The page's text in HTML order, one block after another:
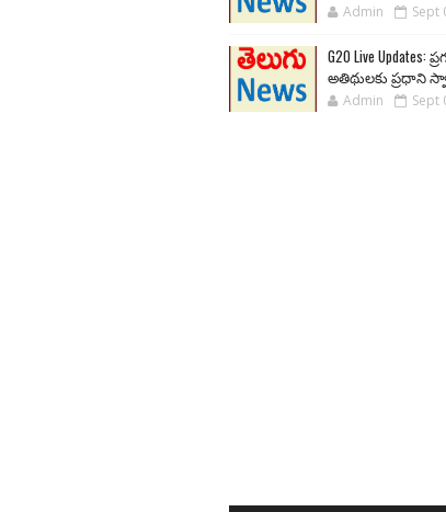
Admin Sept
G20 Live
అతిథులకు ప్రధాని
Admin Sept